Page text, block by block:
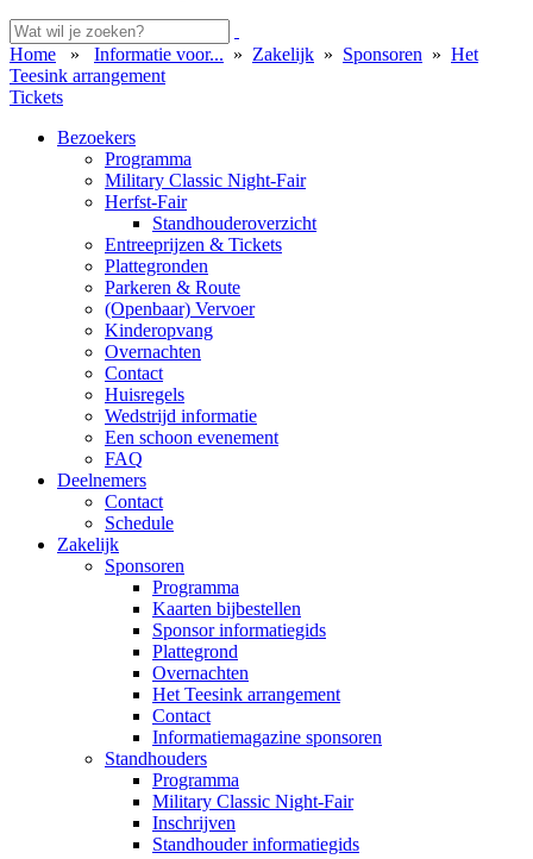
Home » Informatie voor... » Zakelijk » Sponsoren » Het
Teesink arrangement
Tickets
Bezoekers
Programma
Military Classic Night-Fair
Herfst-Fair
Standhouderoverzicht
Entreeprijzen & Tickets
Plattegronden
Parkeren & Route
(Openbaar) Vervoer
Kinderopvang
Overnachten
Contact
Huisregels
Wedstrijd informatie
Een schoon evenement
FAQ
Deelnemers
Contact
Schedule
Zakelijk
Sponsoren
Programma
Kaarten bijbestellen
Sponsor informatiegids
Plattegrond
Overnachten
Het Teesink arrangement
Contact
Informatiemagazine sponsoren
Standhouders
Programma
Military Classic Night-Fair
Inschrijven
Standhouder informatiegids